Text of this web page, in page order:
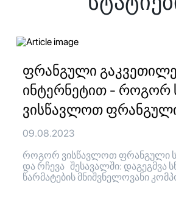
ფრანგული
ინტერნეტით - როგორ
ვისწავლოთ
09.08.2023
როგორ ვისწავლოთ ფრანგული
და რჩევა შესავალში: დაგეგმვა
წარმატების მნიშვნელოვანი